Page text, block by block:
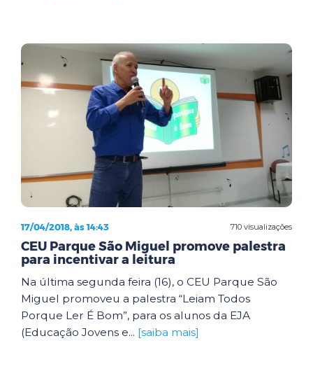
710 visualizações
17/04/2018, às 14:43
CEU Parque São Miguel promove palestra
para incentivar a leitura
Na última segunda feira (16), o CEU Parque São
Miguel promoveu a palestra “Leiam Todos
Porque Ler É Bom”, para os alunos da EJA
(Educação Jovens e... [saiba mais]